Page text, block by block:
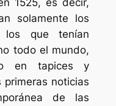
solamente los
los que tenían
todo el mundo,
en tapices y
primeras noticias
de las